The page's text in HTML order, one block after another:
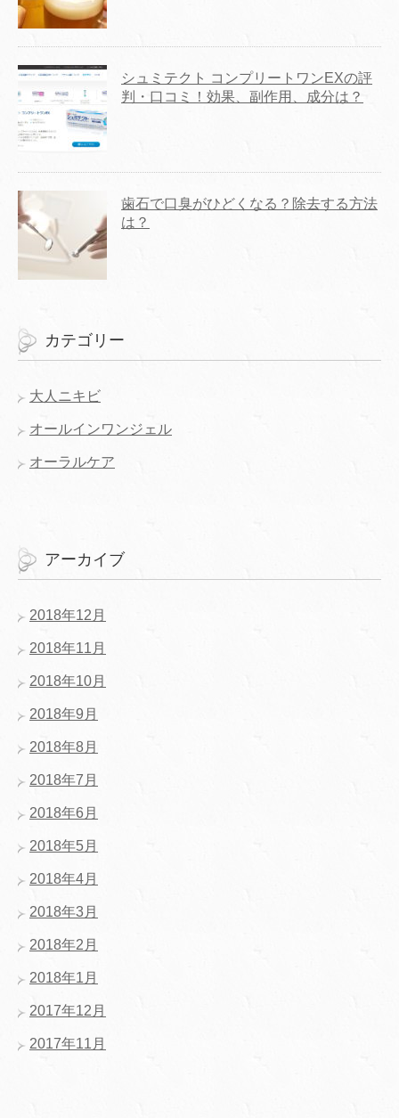
シュミテクト コンプリートワンEXの評
判・口コミ！効果、副作用、成分は？
歯石で口臭がひどくなる？除去する方法
は？
カテゴリー
大人ニキビ
オールインワンジェル
オーラルケア
アーカイブ
2018年12月
2018年11月
2018年10月
2018年9月
2018年8月
2018年7月
2018年6月
2018年5月
2018年4月
2018年3月
2018年2月
2018年1月
2017年12月
2017年11月